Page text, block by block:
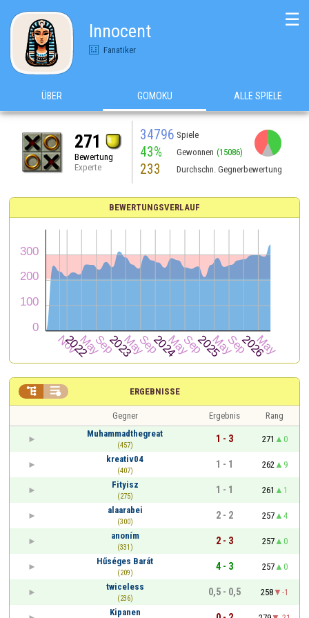
Innocent
Fanatiker
☰
ÜBER GOMOKU ALLE SPIELE
271
Bewertung
Experte
34796 Spiele
43% Gewonnen (15086)
233 Durchschn. Gegnerbewertung
BEWERTUNGSVERLAUF
ERGEBNISSE
 
Gegner Ergebnis
Rang
Muhammadthegreat
(457)
1 - 3 271
0
kreativ04
(407)
1 - 1 262
9
Fityisz
(275)
1 - 1 261
1
alaarabei
(300)
2 - 2 257
4
anoním
(331)
2 - 3 257
0
Hűséges Barát
(209)
4 - 3 257
0
twiceless
(236)
0,5 - 0,5 258
-1
Kipanen